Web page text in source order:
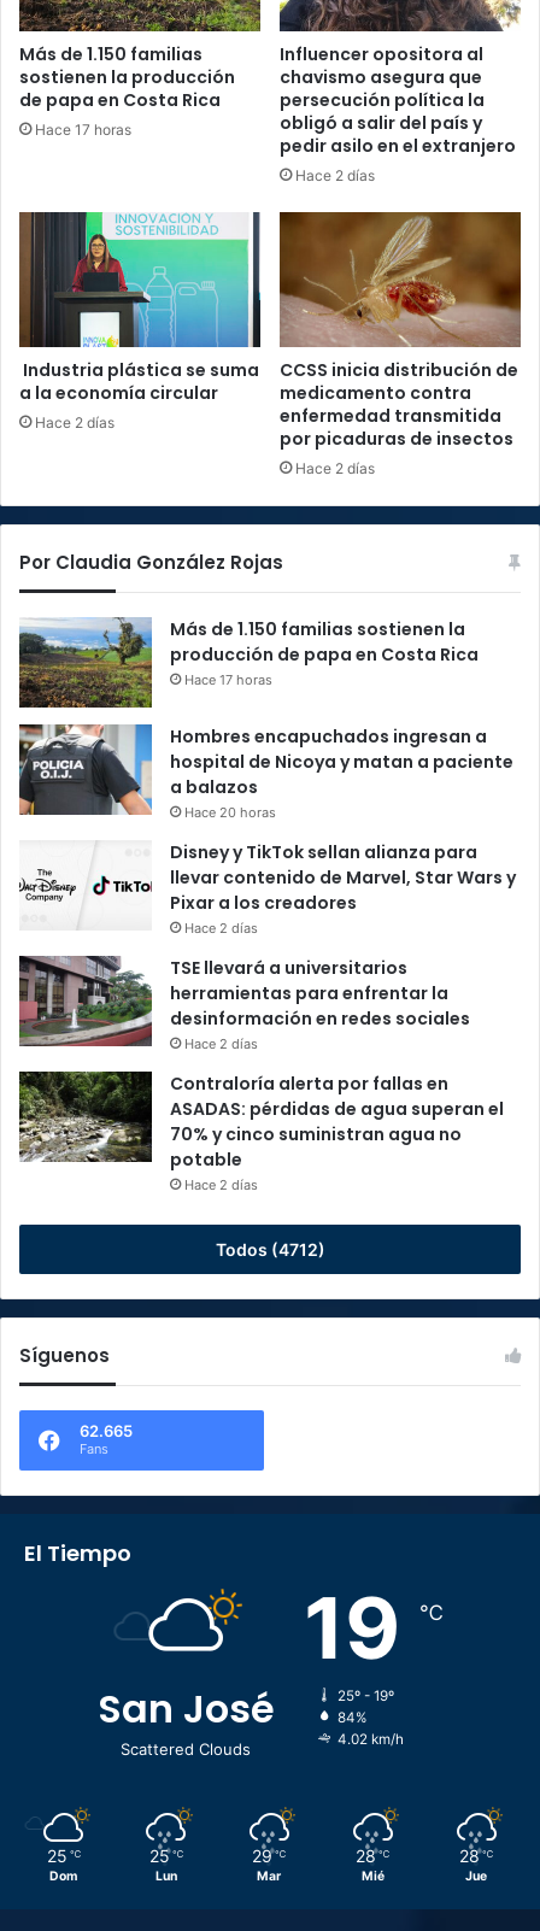
Más de 1.150 familias
sostienen la producción
de papa en Costa Rica
Hace 17 horas
Influencer opositora al
chavismo asegura que
persecución política la
obligó a salir del país y
pedir asilo en el extranjero
Hace 2 días
Industria plástica se suma
a la economía circular
Hace 2 días
CCSS inicia distribución de
medicamento contra
enfermedad transmitida
por picaduras de insectos
Hace 2 días
Por Claudia González Rojas
Más de 1.150 familias sostienen la
producción de papa en Costa Rica
Hace 17 horas
Hombres encapuchados ingresan a
hospital de Nicoya y matan a paciente
a balazos
Hace 20 horas
Disney y TikTok sellan alianza para
llevar contenido de Marvel, Star Wars y
Pixar a los creadores
Hace 2 días
TSE llevará a universitarios
herramientas para enfrentar la
desinformación en redes sociales
Hace 2 días
Contraloría alerta por fallas en
ASADAS: pérdidas de agua superan el
70% y cinco suministran agua no
potable
Hace 2 días
Todos (4712)
Síguenos
62.665
Fans
El Tiempo
San José
Scattered Clouds
19 ℃
25º - 19º
84%
4.02 km/h
25 ℃
Dom
25 ℃
Lun
29 ℃
Mar
28 ℃
Mié
28 ℃
Jue